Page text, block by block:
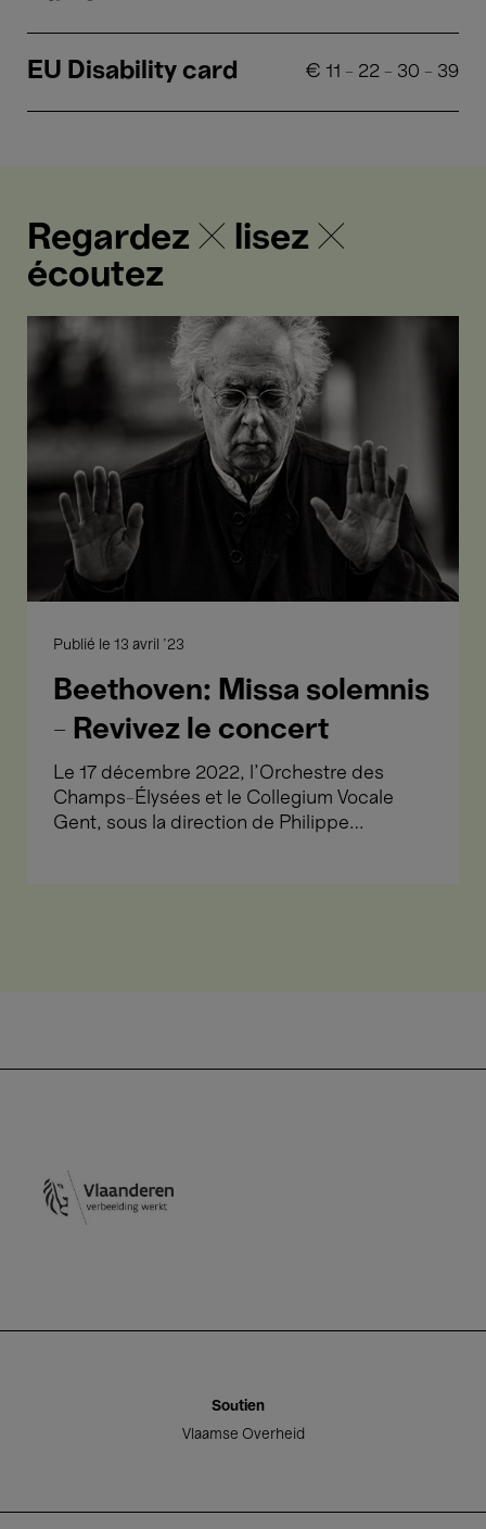
EU Disability card € 11 - 22 - 30 - 39
Regardez ✕ lisez ✕
écoutez
Missa
concert
Publié le 13 avril '23
Beethoven: Missa solemnis
- Revivez le concert
Le 17 décembre 2022, l'Orchestre des
Champs-Élysées et le Collegium Vocale
Gent, sous la direction de Philippe
Soutien
Vlaamse Overheid